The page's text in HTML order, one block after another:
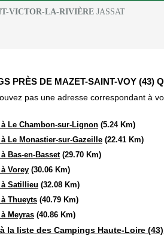
VICTOR-LA-RIVIÈRE JASSAT
PRÈS DE MAZET-SAINT-VOY (43)
pas une adresse correspondant à
Le Chambon-sur-Lignon (5.24 Km)
Le Monastier-sur-Gazeille (22.41 Km)
Bas-en-Basset(29.70 Km)
Vorey (30.06 Km)
Satillieu (32.08 Km)
Thueyts (40.79 Km)
Meyras (40.86 Km)
la liste des Campings Haute-Loire (43)